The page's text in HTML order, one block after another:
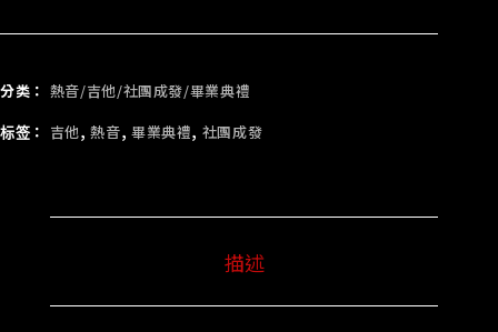
分类： 熱音/吉他/社團成發/畢業典禮
标签： 吉他,熱音, 畢業典禮, 社團成發
描述